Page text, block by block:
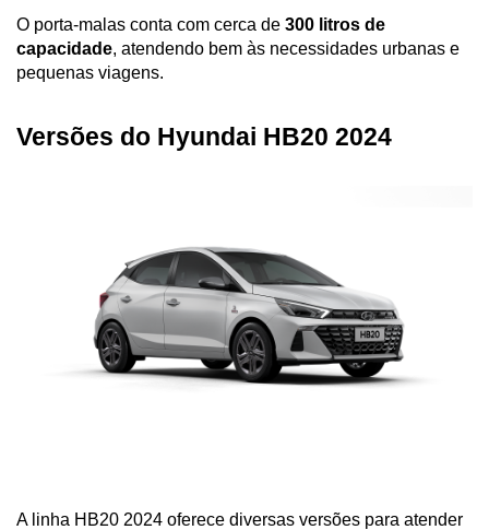
O porta-malas conta com cerca de 300 litros de
capacidade, atendendo bem às necessidades urbanas e
pequenas viagens.
Versões do Hyundai HB20 2024
A linha HB20 2024 oferece diversas versões para atender